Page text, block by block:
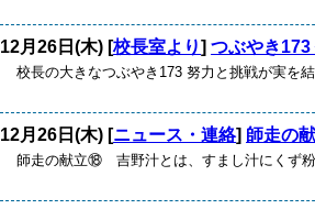
12月26日(木) [校長室より] つぶやき173
校長の大きなつぶやき173 努力と挑戦が実を
12月26日(木) [ニュース・連絡] 師走の
師走の献立⑱ 吉野汁とは、すまし汁にく